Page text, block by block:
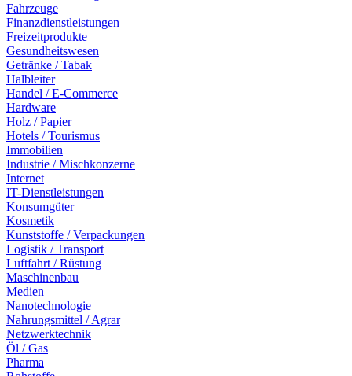
Fahrzeuge
Finanzdienstleistungen
Freizeitprodukte
Gesundheitswesen
Getränke / Tabak
Halbleiter
Handel / E-Commerce
Hardware
Holz / Papier
Hotels / Tourismus
Immobilien
Industrie / Mischkonzerne
Internet
IT-Dienstleistungen
Konsumgüter
Kosmetik
Kunststoffe / Verpackungen
Logistik / Transport
Luftfahrt / Rüstung
Maschinenbau
Medien
Nanotechnologie
Nahrungsmittel / Agrar
Netzwerktechnik
Öl / Gas
Pharma